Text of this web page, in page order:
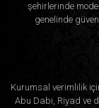
şehirlerinde
genelinde
Kurumsal verimlilik
Abu Dabi, Riyad ve